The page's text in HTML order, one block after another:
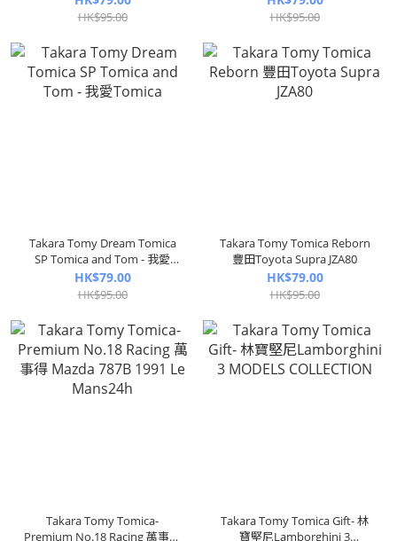
HK$95.00 HK$95.00
Takara Tomy Dream Tomica
SP Tomica and Tom - 我愛
Tomica
HK$79.00
HK$95.00
Takara Tomy Tomica Reborn
豐田Toyota Supra JZA80
HK$79.00
HK$95.00
Takara Tomy Tomica-
Premium No.18 Racing 萬事得
Takara Tomy Tomica Gift- 林
寶堅尼Lamborghini 3